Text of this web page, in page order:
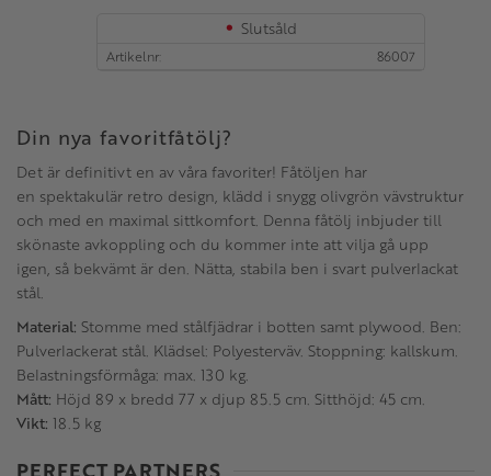
Slutsåld
Artikelnr 86007
Din nya favoritfåtölj?
Det är definitivt en av våra favoriter! Fåtöljen har
en spektakulär retro design, klädd i snygg olivgrön vävstruktur
och med en maximal sittkomfort. Denna fåtölj inbjuder till
skönaste avkoppling och du kommer inte att vilja gå upp
igen, så bekvämt är den. Nätta, stabila ben i svart pulverlackat
stål.
Material: Stomme med stålfjädrar i botten samt plywood. Ben:
Pulverlackerat stål. Klädsel: Polyesterväv. Stoppning: kallskum.
Belastningsförmåga: max. 130 kg.
Mått: Höjd 89 x bredd 77 x djup 85.5 cm. Sitthöjd: 45 cm.
Vikt: 18.5 kg
PERFECT PARTNERS